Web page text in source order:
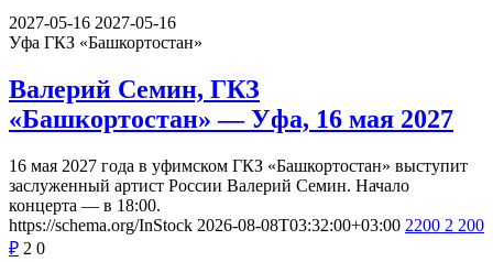
2027-05-16 2027-05-16
Уфа ГКЗ «Башкортостан»
Валерий Семин, ГКЗ
«Башкортостан» — Уфа, 16 мая 2027
16 мая 2027 года в уфимском ГКЗ «Башкортостан» выступит
заслуженный артист России Валерий Семин. Начало
концерта — в 18:00.
https://schema.org/InStock 2026-08-08T03:32:00+03:00 2200 2 200
₽ 2 0